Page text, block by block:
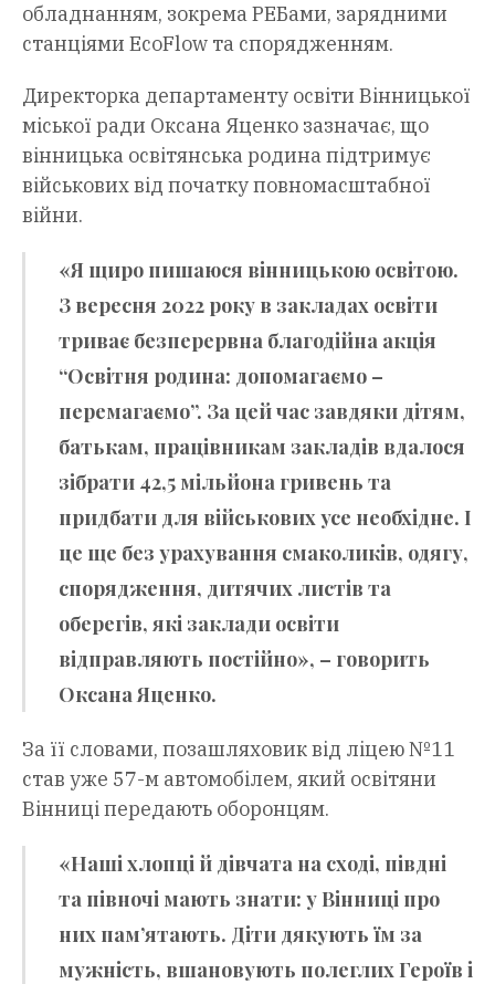
обладнанням, зокрема РЕБами, зарядними
станціями EcoFlow та спорядженням.
Директорка департаменту освіти Вінницької
міської ради Оксана Яценко зазначає, що
вінницька освітянська родина підтримує
військових від початку повномасштабної
війни.
«Я щиро пишаюся вінницькою освітою.
З вересня 2022 року в закладах освіти
триває безперервна благодійна акція
“Освітня родина: допомагаємо –
перемагаємо”. За цей час завдяки дітям,
батькам, працівникам закладів вдалося
зібрати 42,5 мільйона гривень та
придбати для військових усе необхідне. І
це ще без урахування смаколиків, одягу,
спорядження, дитячих листів та
оберегів, які заклади освіти
відправляють постійно», – говорить
Оксана Яценко.
За її словами, позашляховик від ліцею №11
став уже 57-м автомобілем, який освітяни
Вінниці передають оборонцям.
«Наші хлопці й дівчата на сході, півдні
та півночі мають знати: у Вінниці про
них пам’ятають. Діти дякують їм за
мужність, вшановують полеглих Героїв і